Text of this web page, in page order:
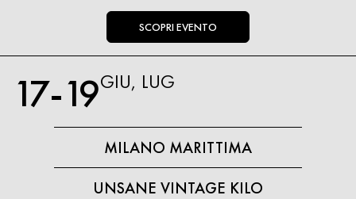
SCOPRI EVENTO
17-19GIU, LUG
MILANO MARITTIMA
UNSANE VINTAGE KILO